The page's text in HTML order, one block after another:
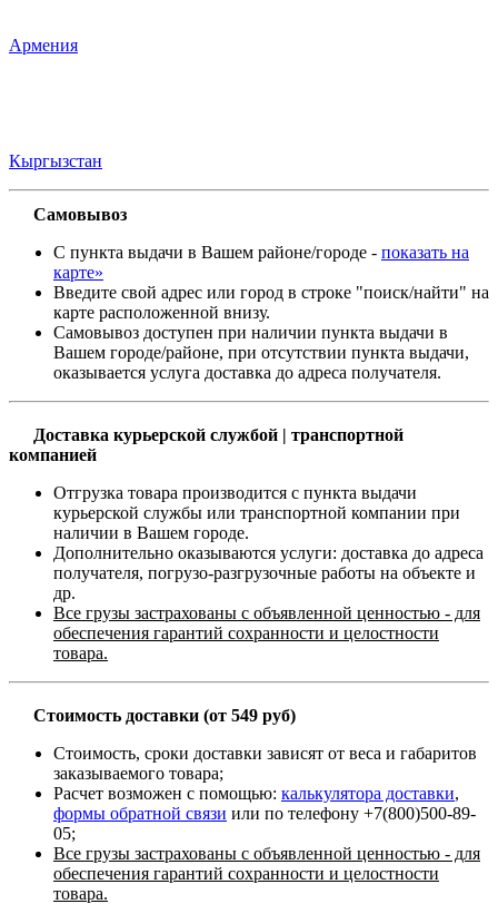
Армения
Кыргызстан
Самовывоз
С пункта выдачи в Вашем районе/городе - показать на
карте»
Введите свой адрес или город в строке "поиск/найти" на
карте расположенной внизу.
Самовывоз доступен при наличии пункта выдачи в
Вашем городе/районе, при отсутствии пункта выдачи,
оказывается услуга доставка до адреса получателя.
Доставка курьерской службой | транспортной
компанией
Отгрузка товара производится с пункта выдачи
курьерской службы или транспортной компании при
наличии в Вашем городе.
Дополнительно оказываются услуги: доставка до адреса
получателя, погрузо-разгрузочные работы на объекте и
др.
Все грузы застрахованы с объявленной ценностью - для
обеспечения гарантий сохранности и целостности
товара.
Стоимость доставки (от 549 руб)
Стоимость, сроки доставки зависят от веса и габаритов
заказываемого товара;
Расчет возможен с помощью: калькулятора доставки,
формы обратной связи или по телефону +7(800)500-89-
05;
Все грузы застрахованы с объявленной ценностью - для
обеспечения гарантий сохранности и целостности
товара.